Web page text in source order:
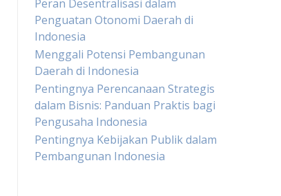
Peran Desentralisasi dalam
Penguatan Otonomi Daerah di
Indonesia
Menggali Potensi Pembangunan
Daerah di Indonesia
Pentingnya Perencanaan Strategis
dalam Bisnis: Panduan Praktis bagi
Pengusaha Indonesia
Pentingnya Kebijakan Publik dalam
Pembangunan Indonesia